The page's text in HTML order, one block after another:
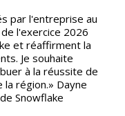
par l'entreprise au
l'exercice 2026
et réaffirment la
Je souhaite
à la réussite de
région.» Dayne
Snowflake